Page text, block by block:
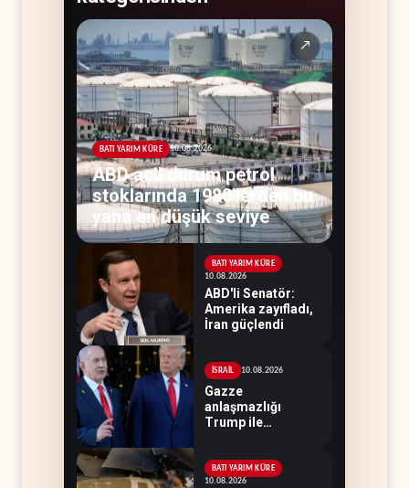
↗
BATI YARIM KÜRE 10.08.2026
ABD acil durum petrol
stoklarında 1980'lerden bu
yana en düşük seviye
BATI YARIM KÜRE
10.08.2026
ABD'li Senatör:
Amerika zayıfladı,
İran güçlendi
İSRAİL 10.08.2026
Gazze
anlaşmazlığı
Trump ile
BATI YARIM KÜRE
10.08.2026